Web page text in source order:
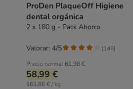
ProDen PlaqueOff Higiene
dental orgánica
2 x 180 g - Pack Ahorro
Precio normal 61,98 €
58,99 €
163,86 € / kg
Valorar: 4/5 (146)